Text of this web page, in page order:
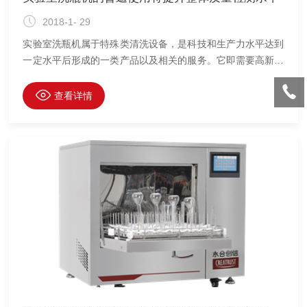
2018-1- 29
实验室洗瓶机属于特殊类清洗设备，是科技和生产力水平达到
一定水平后形成的一类产品以及相关的服务。它即需要高新技
术支持也需要常规的生产设备和工艺技术，不仅需要拥有针对
客户要求的解决方案，而且要负责安装、调试及技术服务等内
容，不同的应用会使用不同的清洗设备、不同的清洗剂，和专
合能力要求较高。对于实验室器皿清洗市场涵盖了政府职能部
门检测中心、化工制药企业分析实验室、科研院所分析实验
室、医院的检测中心等。这些单位对清洗的质量要求非常的
高，被清洗的污染各
查看详情